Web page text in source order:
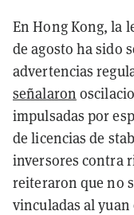
En Hong Kong, la
de agosto ha sido
advertencias
señalaron
impulsadas por
de licencias de
inversores contra
reiteraron que no
vinculadas al yuan